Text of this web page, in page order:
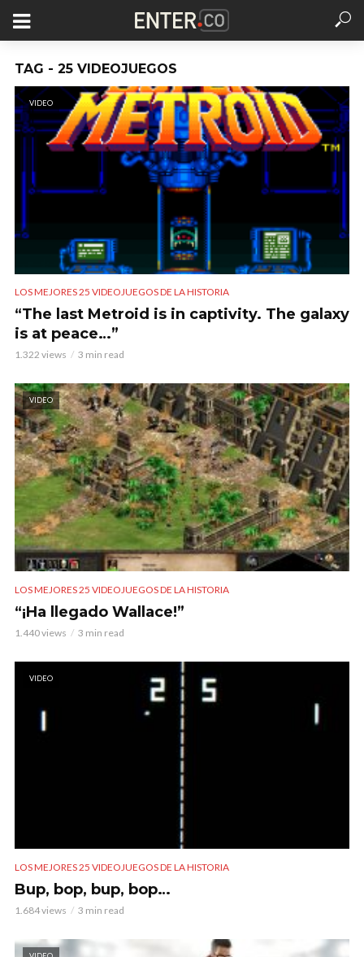
TAG - 25 VIDEOJUEGOS
VIDEO
LOS MEJORES 25 VIDEOJUEGOS DE LA HISTORIA
“The last Metroid is in captivity. The galaxy
is at peace…”
1.322 views 3 min read
VIDEO
LOS MEJORES 25 VIDEOJUEGOS DE LA HISTORIA
“¡Ha llegado Wallace!”
1.440 views 3 min read
VIDEO
LOS MEJORES 25 VIDEOJUEGOS DE LA HISTORIA
Bup, bop, bup, bop…
1.684 views 3 min read